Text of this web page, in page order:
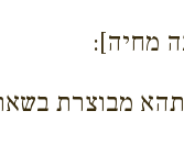
מחיה]:
מבוצרת